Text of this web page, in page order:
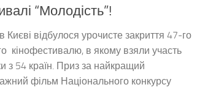
“Молодість”!
Києві відбулося урочисте закриття 47-го
кінофестивалю, в якому взяли участь
з 54 країн. Приз за найкращий
фільм Національного конкурсу